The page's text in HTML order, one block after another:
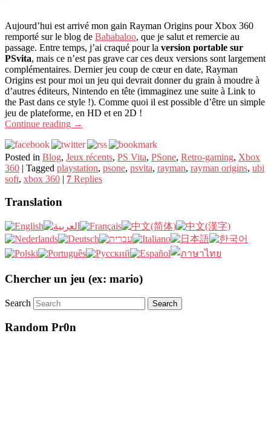
Aujourd’hui est arrivé mon gain Rayman Origins pour Xbox 360
remporté sur le blog de Bababaloo, que je salut et remercie au
passage. Entre temps, j’ai craqué pour la version portable sur
PSvita, mais ce n’est pas grave car ces deux versions sont largement
complémentaires. Dernier jeu coup de cœur en date, Rayman
Origins est pour moi un jeu qui devrait donner du grain à moudre à
d’autres éditeurs, Nintendo en tête (immaginez une suite à Link to
the Past dans ce style !). Comme quoi il est possible d’être un simple
jeu de plateforme, en HD et en 2D !
Continue reading →
Posted in Blog, Jeux récents, PS Vita, PSone, Retro-gaming, Xbox
360 | Tagged playstation, psone, psvita, rayman, rayman origins, ubi
soft, xbox 360 | 7 Replies
Translation
Chercher un jeu (ex: mario)
Search
Random Pr0n